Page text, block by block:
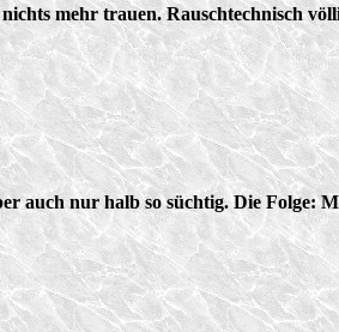
mehr trauen. Rauschtechnisch
auch nur halb so süchtig. Die Folge: